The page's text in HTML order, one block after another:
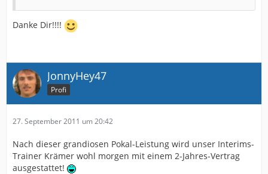
Danke Dir!!!!
JonnyHey47
Profi
27. September 2011 um 20:42
Nach dieser grandiosen Pokal-Leistung wird unser Interims-
Trainer Krämer wohl morgen mit einem 2-Jahres-Vertrag
ausgestattet!